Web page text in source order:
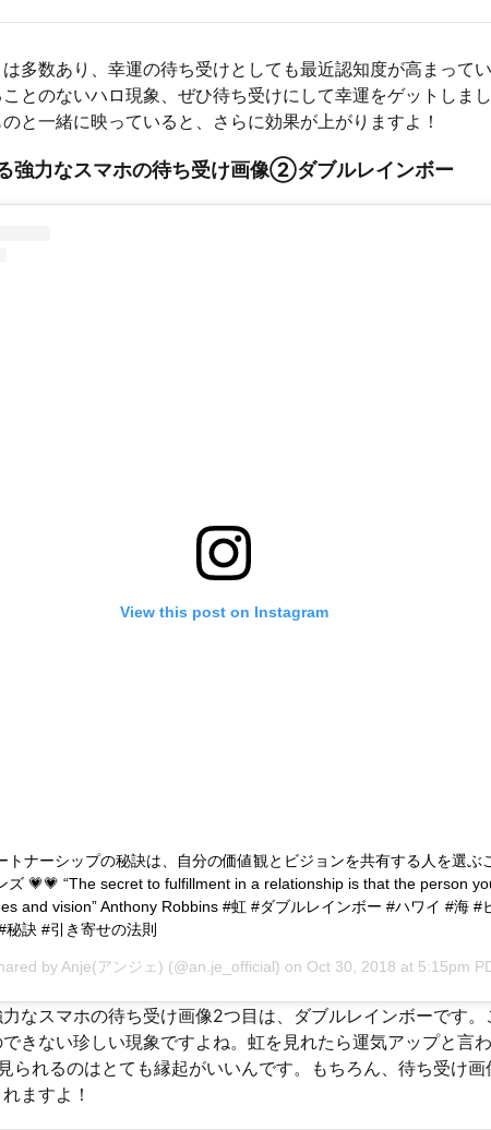
多数あり、幸運の待ち受けとしても最近認知度が高まって
とのないハロ現象、ぜひ待ち受けにして幸運をゲットしま
と一緒に映っていると、さらに効果が上がりますよ！
強力なスマホの待ち受け画像②ダブルレインボー
View this post on Instagram
トナーシップの秘訣は、自分の価値観とビジョンを共有する人を選ぶ
ズ 💗💗 “The secret to fulfillment in a relationship is that the person
and vision” Anthony Robbins #虹 #ダブルレインボー #ハワイ #海 #
訣 #引き寄せの法則
by Anje(アンジェ) (@an.je_official) on Oct 30, 2018 at 5:15pm
なスマホの待ち受け画像2つ目は、ダブルレインボーです。
きない珍しい現象ですよね。虹を見れたら運気アップと言
られるのはとても縁起がいいんです。もちろん、待ち受け画
ますよ！